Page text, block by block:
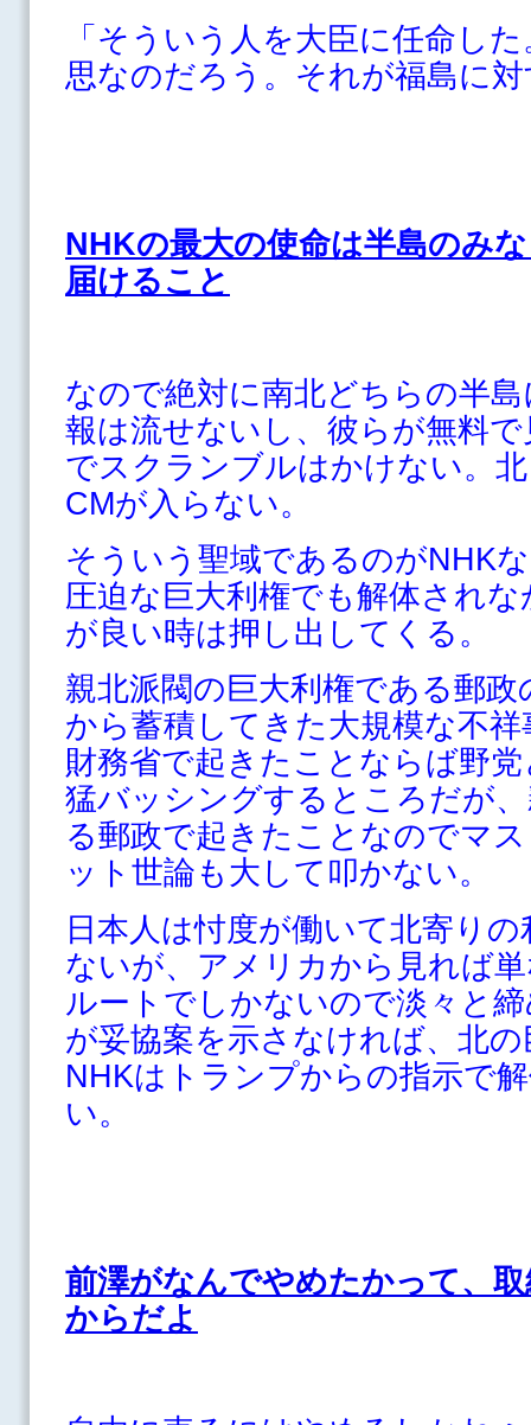
「そういう人を大臣に任命し
思なのだろう。それが福島に
NHKの最大の使命は半島のみ
届けること
なので絶対に南北どちらの半
報は流せないし、彼らが無料
でスクランブルはかけない。
CMが入らない。
そういう聖域であるのがNHK
圧迫な巨大利権でも解体され
が良い時は押し出してくる。
親北派閥の巨大利権である郵
から蓄積してきた大規模な不
財務省で起きたことならば野
猛バッシングするところだが
る郵政で起きたことなのでマ
ット世論も大して叩かない。
日本人は忖度が働いて北寄り
ないが、アメリカから見れば
ルートでしかないので淡々と
が妥協案を示さなければ、北
NHKはトランプからの指示で
い。
前澤がなんでやめたかって、
からだよ